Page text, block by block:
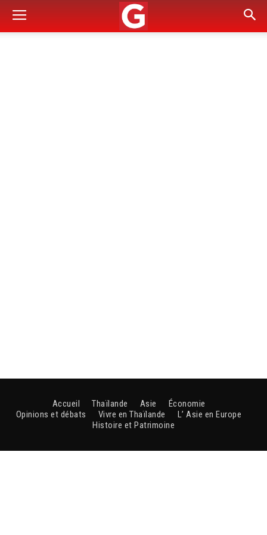
Accueil Thaïlande Asie
Économie
Opinions et débats
Vivre en Thaïlande
L’ Asie en Europe
Histoire et Patrimoine